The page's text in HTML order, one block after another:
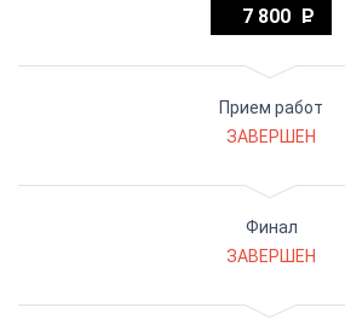
7 800
Прием работ
ЗАВЕРШЕН
Финал
ЗАВЕРШЕН